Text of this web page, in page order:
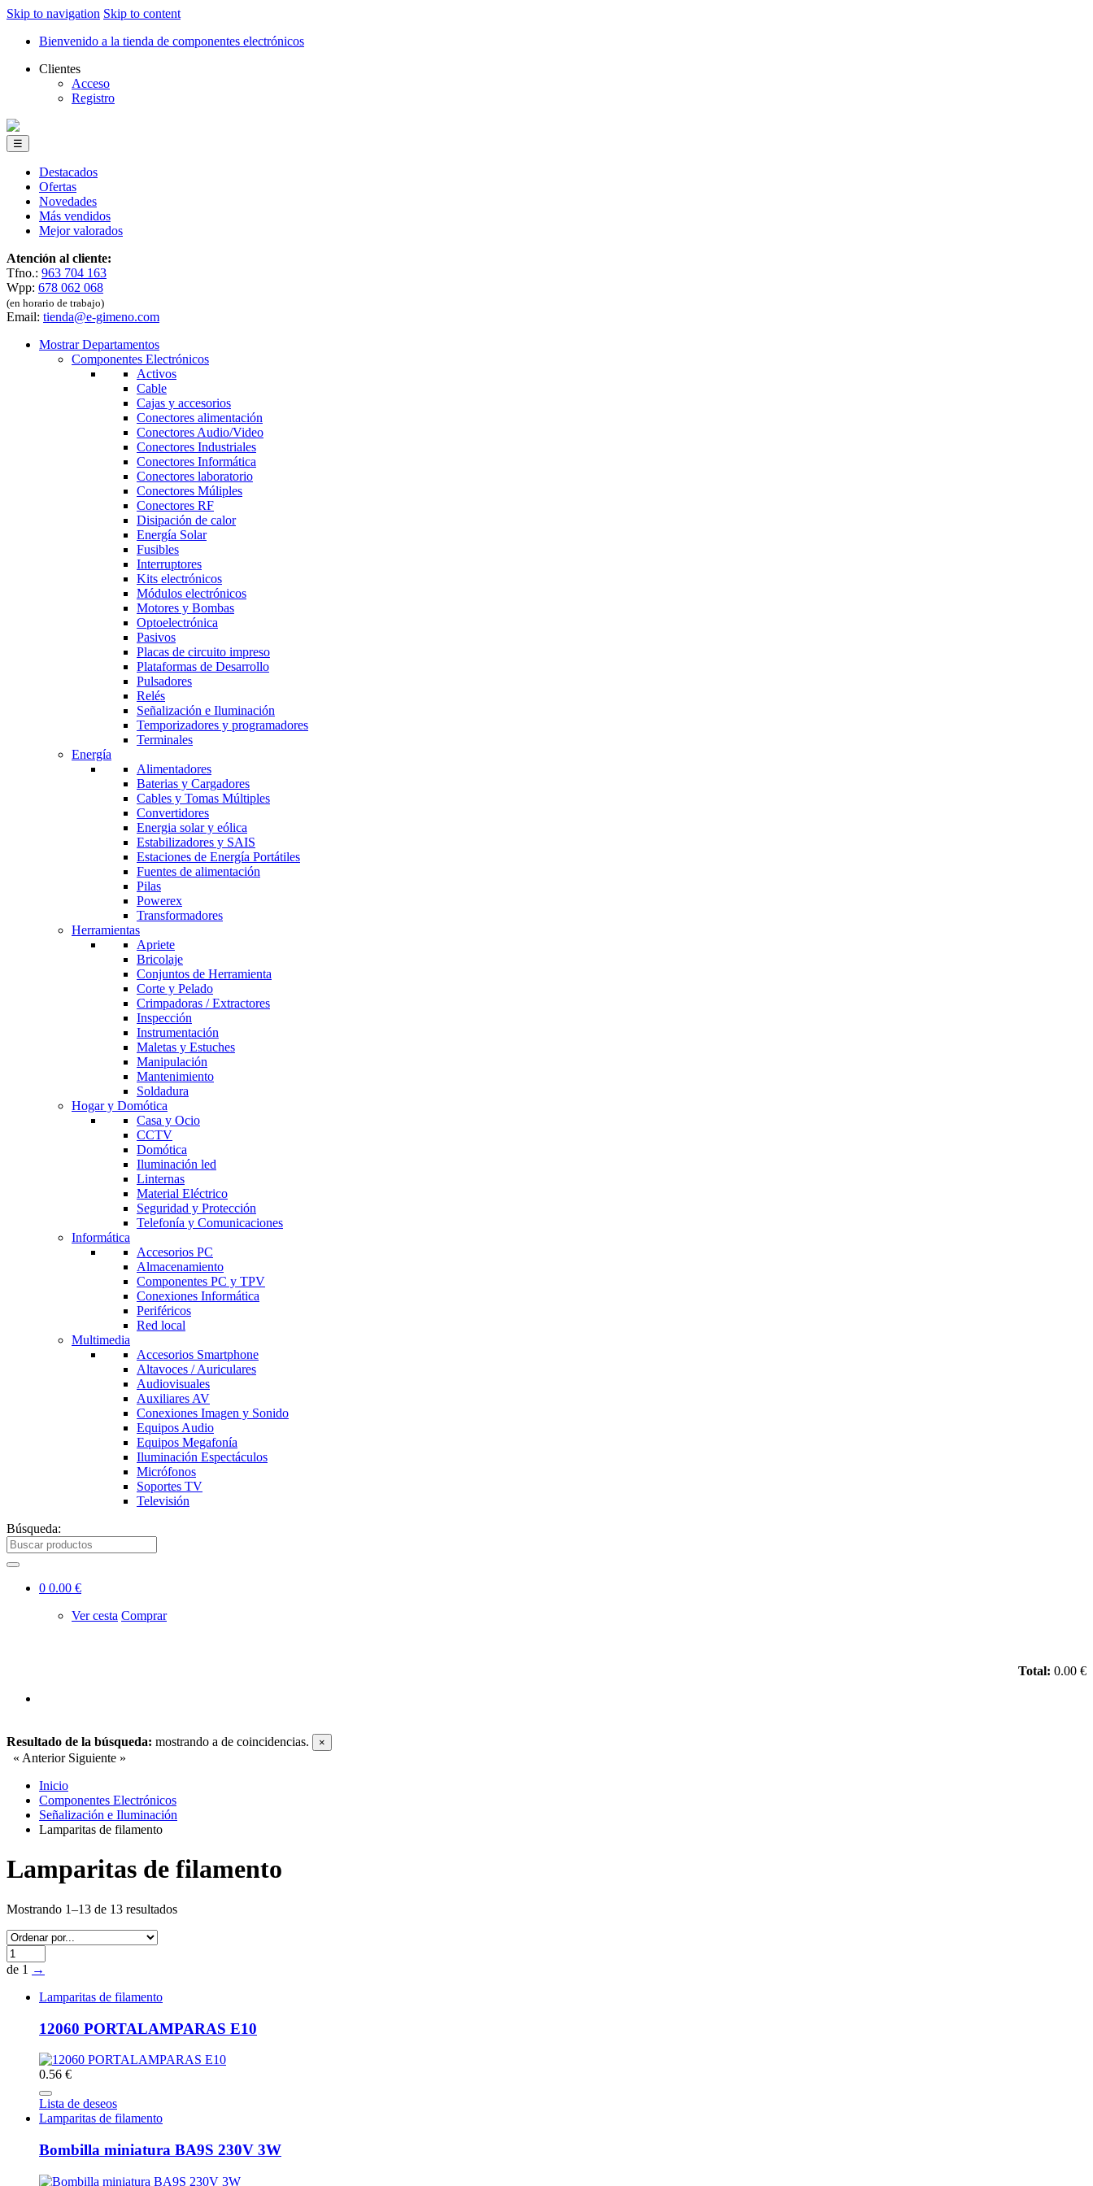
Skip to navigation Skip to content
Bienvenido a la tienda de componentes electrónicos
Clientes
Acceso
Registro
☰
Destacados
Ofertas
Novedades
Más vendidos
Mejor valorados
Atención al cliente:
Tfno.: 963 704 163
Wpp: 678 062 068
(en horario de trabajo)
Email: tienda@e-gimeno.com
Mostrar Departamentos
Componentes Electrónicos
Activos
Cable
Cajas y accesorios
Conectores alimentación
Conectores Audio/Video
Conectores Industriales
Conectores Informática
Conectores laboratorio
Conectores Múliples
Conectores RF
Disipación de calor
Energía Solar
Fusibles
Interruptores
Kits electrónicos
Módulos electrónicos
Motores y Bombas
Optoelectrónica
Pasivos
Placas de circuito impreso
Plataformas de Desarrollo
Pulsadores
Relés
Señalización e Iluminación
Temporizadores y programadores
Terminales
Energía
Alimentadores
Baterias y Cargadores
Cables y Tomas Múltiples
Convertidores
Energia solar y eólica
Estabilizadores y SAIS
Estaciones de Energía Portátiles
Fuentes de alimentación
Pilas
Powerex
Transformadores
Herramientas
Apriete
Bricolaje
Conjuntos de Herramienta
Corte y Pelado
Crimpadoras / Extractores
Inspección
Instrumentación
Maletas y Estuches
Manipulación
Mantenimiento
Soldadura
Hogar y Domótica
Casa y Ocio
CCTV
Domótica
Iluminación led
Linternas
Material Eléctrico
Seguridad y Protección
Telefonía y Comunicaciones
Informática
Accesorios PC
Almacenamiento
Componentes PC y TPV
Conexiones Informática
Periféricos
Red local
Multimedia
Accesorios Smartphone
Altavoces / Auriculares
Audiovisuales
Auxiliares AV
Conexiones Imagen y Sonido
Equipos Audio
Equipos Megafonía
Iluminación Espectáculos
Micrófonos
Soportes TV
Televisión
Búsqueda:
0 0.00 €
Ver cesta Comprar
Total: 0.00 €
Resultado de la búsqueda: mostrando a de coincidencias. ×
« Anterior Siguiente »
Inicio
Componentes Electrónicos
Señalización e Iluminación
Lamparitas de filamento
Lamparitas de filamento
Mostrando 1–13 de 13 resultados
de 1 →
Lamparitas de filamento
12060 PORTALAMPARAS E10
0.56 €
Lista de deseos
Lamparitas de filamento
Bombilla miniatura BA9S 230V 3W